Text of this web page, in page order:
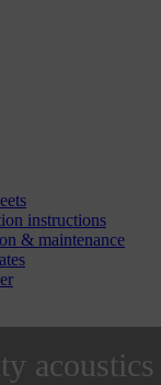
instructions
& maintenance
acoustics